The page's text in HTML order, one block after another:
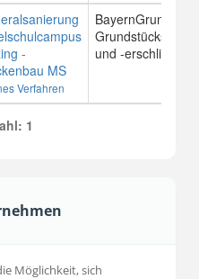
-
MS
Verfahren
BayernGrund
und -
1
Möglichkeit, sich